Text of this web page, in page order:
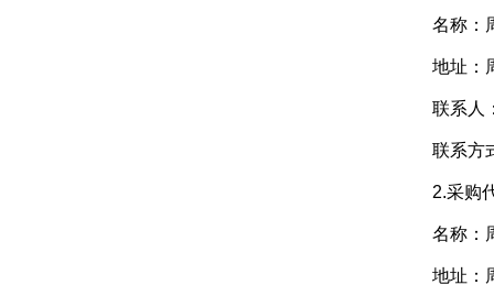
名称：周
地址：周
联系人
联系方式
2.采购代
名称：周
地址：周